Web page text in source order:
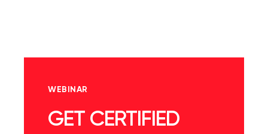
WEBINAR
GET CERTIFIED